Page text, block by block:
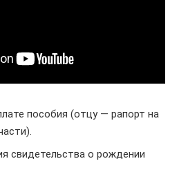
пособия (отцу — рапорт на
свидетельства о рождении